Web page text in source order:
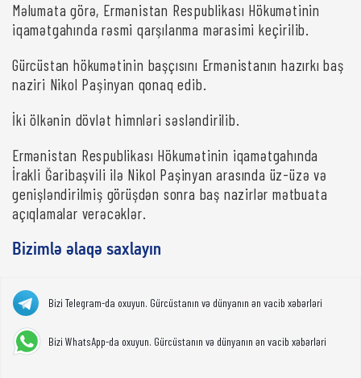
Məlumata görə, Ermənistan Respublikası Hökumətinin
iqamətgahında rəsmi qarşılanma mərasimi keçirilib.
Gürcüstan hökumətinin başçısını Ermənistanın hazırkı baş
naziri Nikol Paşinyan qonaq edib.
İki ölkənin dövlət himnləri səsləndirilib.
Ermənistan Respublikası Hökumətinin iqamətgahında
İrakli Ğaribaşvili ilə Nikol Paşinyan arasında üz-üzə və
genişləndirilmiş görüşdən sonra baş nazirlər mətbuata
açıqlamalar verəcəklər.
Bizimlə əlaqə saxlayın
Bizi Telegram-da oxuyun. Gürcüstanın və dünyanın ən vacib xəbərləri
Bizi WhatsApp-da oxuyun. Gürcüstanın və dünyanın ən vacib xəbərləri